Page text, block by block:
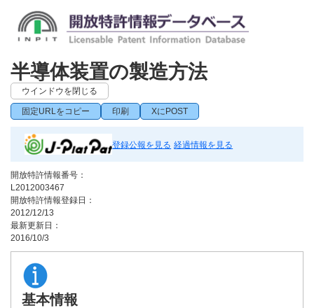
半導体装置の製造方法
ウインドウを閉じる
固定URLをコピー 印刷 XにPOST
登録公報を見る 経過情報を見る
開放特許情報番号：
L2012003467
開放特許情報登録日：
2012/12/13
最新更新日：
2016/10/3
基本情報